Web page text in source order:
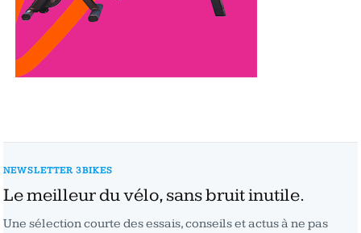
NEWSLETTER 3BIKES
Le meilleur du vélo, sans bruit inutile.
Une sélection courte des essais, conseils et actus à ne pas